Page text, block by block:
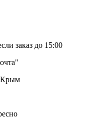
заказ до 15:00
Крым